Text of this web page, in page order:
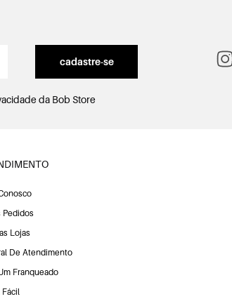
cadastre-se
da Bob Store
Pedidos
Lojas
De Atendimento
Franqueado
Fácil